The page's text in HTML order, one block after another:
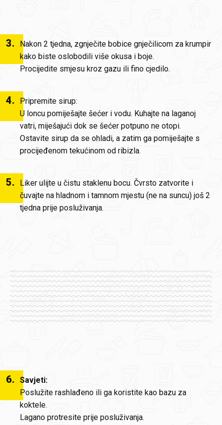
3.
Nakon 2 tjedna, zgnječite bobice gnječilicom za krumpir
kako biste oslobodili više okusa i boje.
Procijedite smjesu kroz gazu ili fino cjedilo.
4.
Pripremite sirup:
U loncu pomiješajte šećer i vodu. Kuhajte na laganoj
vatri, miješajući dok se šećer potpuno ne otopi.
Ostavite sirup da se ohladi, a zatim ga pomiješajte s
procijeđenom tekućinom od ribizla.
5.
Liker ulijte u čistu staklenu bocu. Čvrsto zatvorite i
čuvajte na hladnom i tamnom mjestu (ne na suncu) još 2
tjedna prije posluživanja.
6. Savjeti:
Poslužite rashlađeno ili ga koristite kao bazu za
koktele.
Lagano protresite prije posluživanja.